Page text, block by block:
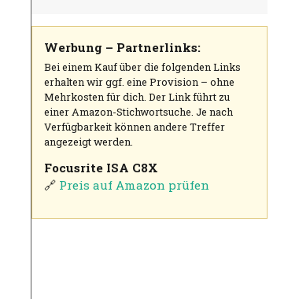
Werbung – Partnerlinks:
Bei einem Kauf über die folgenden Links
erhalten wir ggf. eine Provision – ohne
Mehrkosten für dich. Der Link führt zu
einer Amazon-Stichwortsuche. Je nach
Verfügbarkeit können andere Treffer
angezeigt werden.
Focusrite ISA C8X
🔗 Preis auf Amazon prüfen